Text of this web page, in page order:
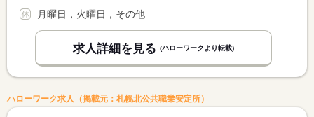
月曜日，火曜日，その他
求人詳細を見る (ハローワークより転載)
ハローワーク求人（掲載元：札幌北公共職業安定所）